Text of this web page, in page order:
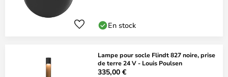
En stock
Lampe pour socle Flindt 827 noire, prise
de terre 24 V - Louis Poulsen
335,00 €